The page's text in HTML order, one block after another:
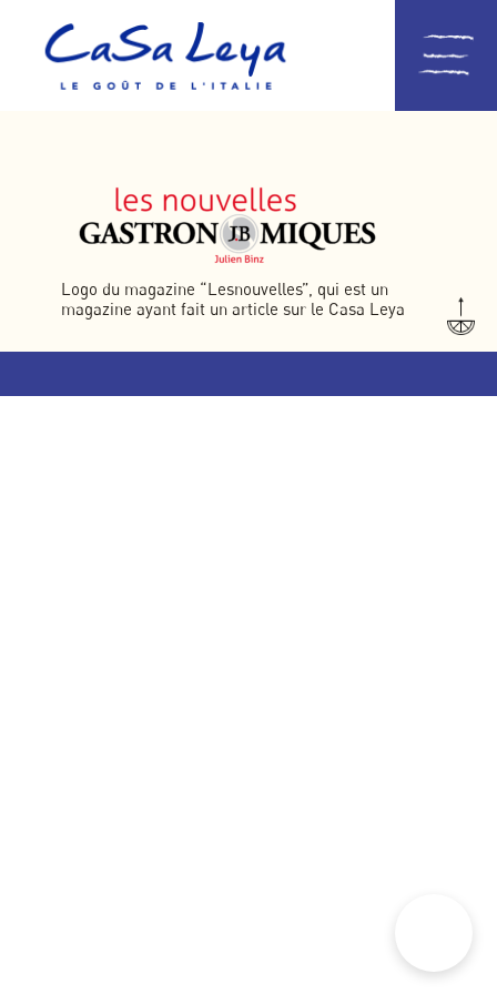
Logo du magazine “Lesnouvelles”, qui est un
magazine ayant fait un article sur le Casa Leya